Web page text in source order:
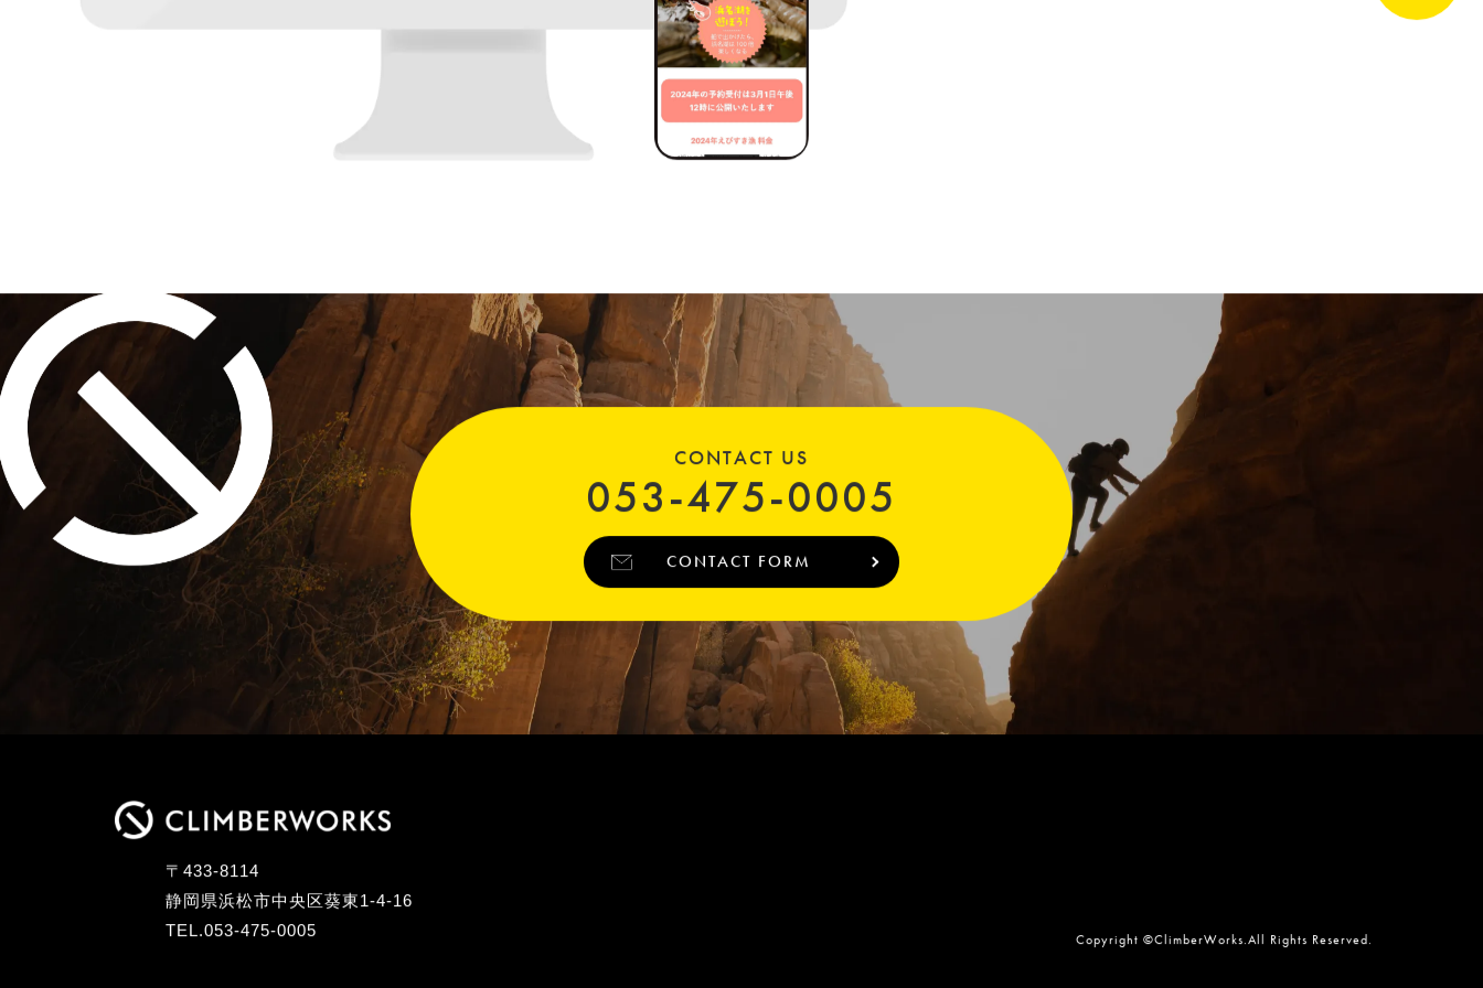
CONTACT US
053-475-0005
CONTACT FORM
〒433-8114
静岡県浜松市中央区葵東1-4-16
TEL.053-475-0005
Copyright ©ClimberWorks.All Rights Reserved.